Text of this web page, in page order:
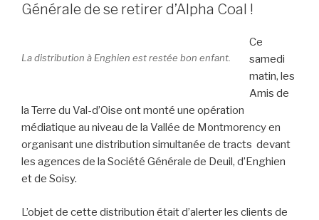
Générale de se retirer d’Alpha Coal !
La distribution à Enghien est restée bon enfant.
Ce
samedi
matin, les
Amis de
la Terre du Val-d’Oise ont monté une opération
médiatique au niveau de la Vallée de Montmorency en
organisant une distribution simultanée de tracts devant
les agences de la Société Générale de Deuil, d’Enghien
et de Soisy.
L’objet de cette distribution était d’alerter les clients de